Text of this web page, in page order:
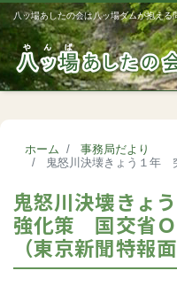
八ッ場あしたの会は八ッ場ダムが抱える
ホーム
事務局だより
鬼怒川決壊きょう１年 突然消えた堤防
鬼怒川決壊きょ
強化策 国交省Ｏ
（東京新聞特報面